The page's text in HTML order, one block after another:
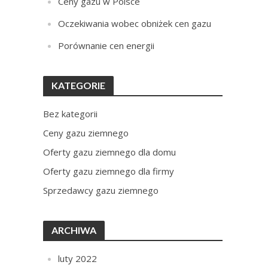
Oczekiwania wobec obniżek cen gazu
Porównanie cen energii
KATEGORIE
Bez kategorii
Ceny gazu ziemnego
Oferty gazu ziemnego dla domu
Oferty gazu ziemnego dla firmy
Sprzedawcy gazu ziemnego
ARCHIWA
luty 2022